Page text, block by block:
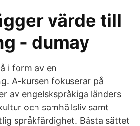
värde till
- dumay
i form av en
A-kursen fokuserar på
av engelskspråkiga länders
och samhällsliv samt
språkfärdighet. Bästa sättet